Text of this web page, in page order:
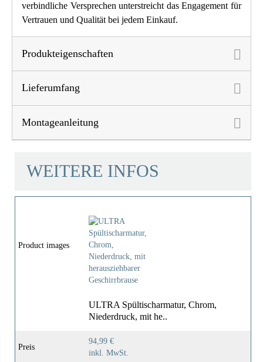
verbindliche Versprechen unterstreicht das Engagement für
Vertrauen und Qualität bei jedem Einkauf.
Produkteigenschaften
Lieferumfang
Montageanleitung
WEITERE INFOS
Product images
ULTRA Spültischarmatur, Chrom,
Niederdruck, mit he..
Preis
94,99 €
inkl. MwSt.